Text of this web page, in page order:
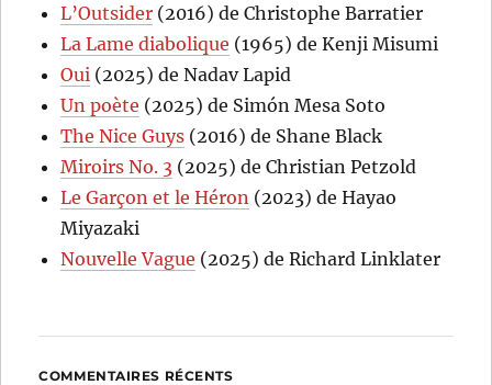
L’Outsider (2016) de Christophe Barratier
La Lame diabolique (1965) de Kenji Misumi
Oui (2025) de Nadav Lapid
Un poète (2025) de Simón Mesa Soto
The Nice Guys (2016) de Shane Black
Miroirs No. 3 (2025) de Christian Petzold
Le Garçon et le Héron (2023) de Hayao
Miyazaki
Nouvelle Vague (2025) de Richard Linklater
COMMENTAIRES RÉCENTS